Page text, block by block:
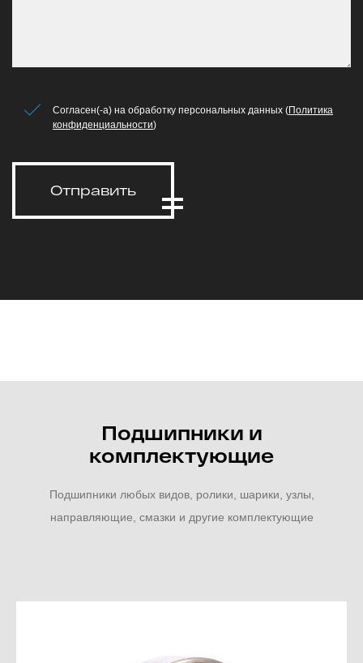
Согласен(-а) на обработку персональных данных (Политика
конфиденциальности)
Отправить
Подшипники и
комплектующие
Подшипники любых видов, ролики, шарики, узлы,
направляющие, смазки и другие комплектующие